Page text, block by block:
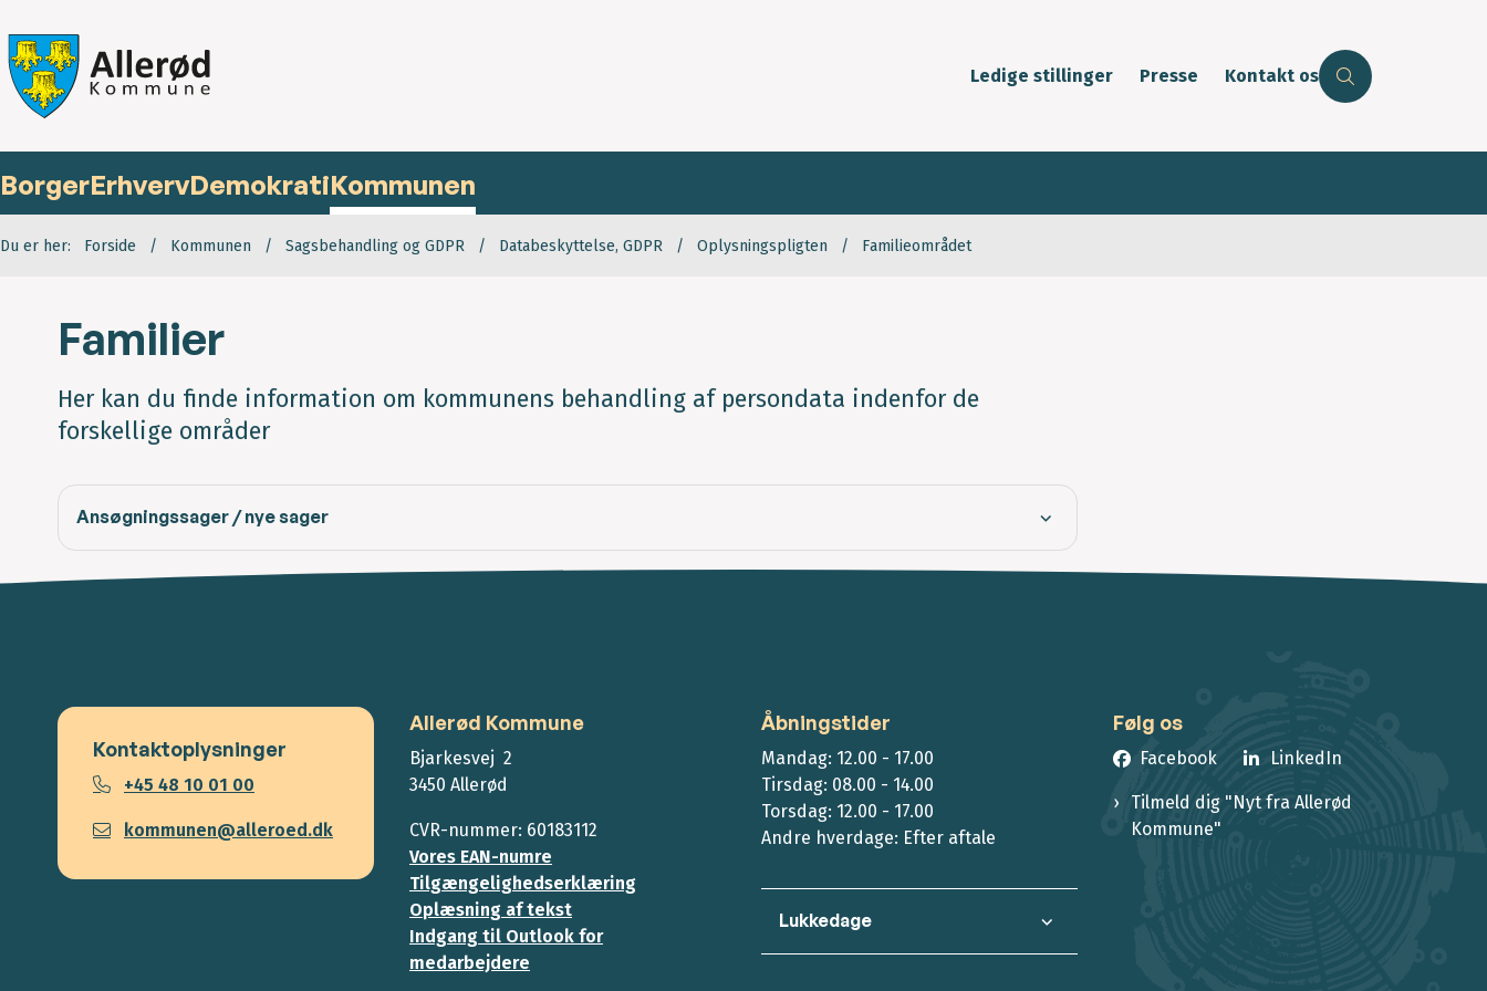
Ledige stillinger Presse Kontakt os
BorgerErhvervDemokratiKommunen
Du er her: Forside Kommunen Sagsbehandling og GDPR Databeskyttelse, GDPR Oplysningspligten Familieområdet
Familier
Her kan du finde information om kommunens behandling af persondata indenfor de
forskellige områder
Ansøgningssager / nye sager
Kontaktoplysninger
+45 48 10 01 00
kommunen@alleroed.dk
Allerød Kommune
Bjarkesvej 2
3450 Allerød
CVR-nummer: 60183112
Vores EAN-numre
Tilgængelighedserklæring
Oplæsning af tekst
Indgang til Outlook for
medarbejdere
Åbningstider
Mandag: 12.00 - 17.00
Tirsdag: 08.00 - 14.00
Torsdag: 12.00 - 17.00
Andre hverdage: Efter aftale
Lukkedage
Følg os
Facebook LinkedIn
Tilmeld dig "Nyt fra Allerød
Kommune"